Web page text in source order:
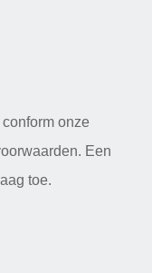
onze
Een
toe.